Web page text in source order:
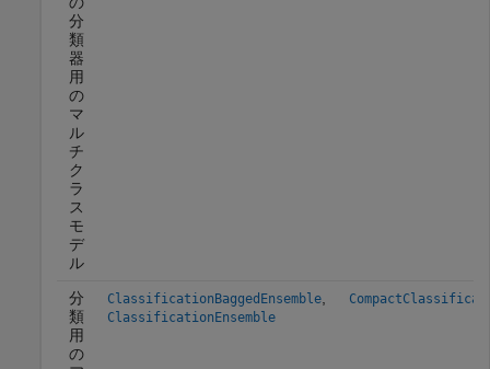
分
類
器
用
の
マ
ル
チ
ク
ラ
ス
モ
デ
ル
分
類
用
の
ClassificationBaggedEnsemble,
ClassificationEnsemble